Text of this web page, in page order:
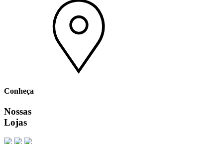
Conheça
Nossas
Lojas